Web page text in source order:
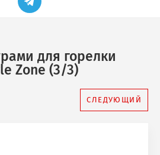
для горелки
Zone (3/3)
СЛЕДУЮЩИЙ